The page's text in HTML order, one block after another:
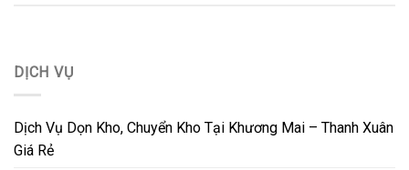
DỊCH VỤ
Dịch Vụ Dọn Kho, Chuyển Kho Tại Khương Mai – Thanh Xuân
Giá Rẻ